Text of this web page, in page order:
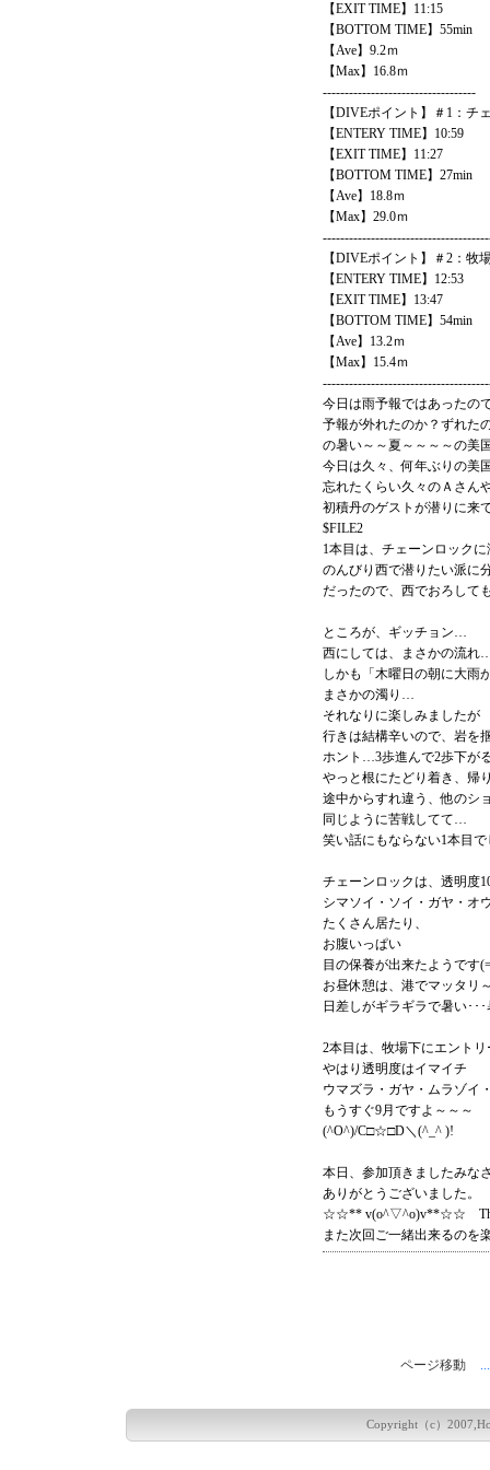
【EXIT TIME】11:15
【BOTTOM TIME】55min
【Ave】9.2ｍ
【Max】16.8ｍ
-----------------------------------
【DIVEポイント】＃1：チ
【ENTERY TIME】10:59
【EXIT TIME】11:27
【BOTTOM TIME】27min
【Ave】18.8ｍ
【Max】29.0ｍ
【DIVEポイント】＃2：牧
【ENTERY TIME】12:53
【EXIT TIME】13:47
【BOTTOM TIME】54min
【Ave】13.2ｍ
【Max】15.4ｍ
今日は雨予報ではあったの
予報が外れたのか？ずれた
の暑い～～夏～～～～の美
今日は久々、何年ぶりの美
忘れたくらい久々のＡさん
初積丹のゲストが潜りに来
$FILE2
1本目は、チェーンロック
のんびり西で潜りたい派に
だったので、西でおろして
ところが、ギッチョン…
西にしては、まさかの流れ
しかも「木曜日の朝に大雨
まさかの濁り…
それなりに楽しみましたが
行きは結構辛いので、岩を
ホント…3歩進んで2歩下が
やっと根にたどり着き、帰
途中からすれ違う、他のシ
同じように苦戦してて…
笑い話にもならない1本目で
チェーンロックは、透明度
シマソイ・ソイ・ガヤ・オ
たくさん居たり、
お腹いっぱい
目の保養が出来たようです
お昼休憩は、港でマッタリ
日差しがギラギラで暑い･･
2本目は、牧場下にエント
やはり透明度はイマイチ
ウマズラ・ガヤ・ムラゾイ
もうすぐ9月ですよ～～～
(^O^)/C□☆□D＼(^_^ )!
本日、参加頂きましたみな
ありがとうございました。
☆☆** v(o^▽^o)v**☆☆
また次回ご一緒出来るのを
ページ移動 ...
Copyright（c）